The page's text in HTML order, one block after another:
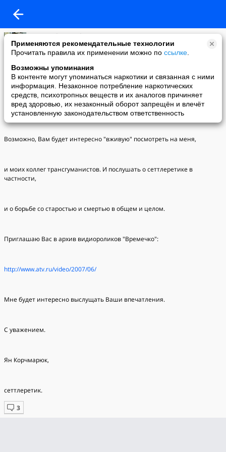
Применяются рекомендательные технологии
Прочитать правила их применении можно по ссылке
Возможны упоминания
В контенте могут упоминаться наркотики и связанная с ними
информация. Незаконное потребление наркотических
средств, психотропных веществ и их аналогов причиняет
вред здоровью, их незаконный оборот запрещён и влечёт
установленную законодательством ответственность
Yan Korchmaryuk
02-12-2007 11:01
Мое видиоинтервью о сеттлеретике - "Времечко" 29 июня 2007 г.
Здравствуйте, коллеги!
Потихоньку собираюсь знакомить Вас с историей нашего эхотага.
Возможно, Вам будет интересно "вживую" посмотреть на меня,
и моих коллег трансгуманистов. И послушать о сеттлеретике в
частности,
и о борьбе со старостью и смертью в общем и целом.
Приглашаю Вас в архив видиороликов "Времечко":
http://www.atv.ru/video/2007/06/
Мне будет интересно выслущать Ваши впечатления.
С уважением.
Ян Корчмарюк,
сеттлеретик.